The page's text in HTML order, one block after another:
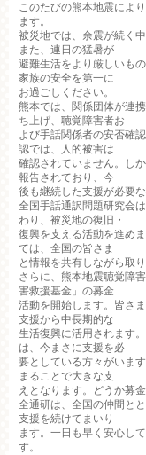
このたびの熊本地震によ
ます。
被災地では、余震が続く
また、連日の猛暑が
避難生活をより厳しいも
家族の安全を第一に
お過ごしください。
熊本では、関係団体が連
ち上げ、聴覚障害者お
よび手話関係者の安否確
認では、人的被害は
確認されていません。し
報告されており、今
後も継続した支援が必要な
全国手話通訳問題研究会
わり、被災地の復旧・
復興を支える活動を進め
ては、全国の皆さま
と情報を共有しながら取
さらに、熊本地震聴覚障
害救援基金」の募金
活動を開始します。皆さ
支援から中長期的な
生活復興に活用されます
は、今まさに支援を必
要としている方々がいま
まることで大きな支
えとなります。どうか募
全通研は、全国の仲間と
支援を続けてまいり
ます。一日も早く安心し
す。